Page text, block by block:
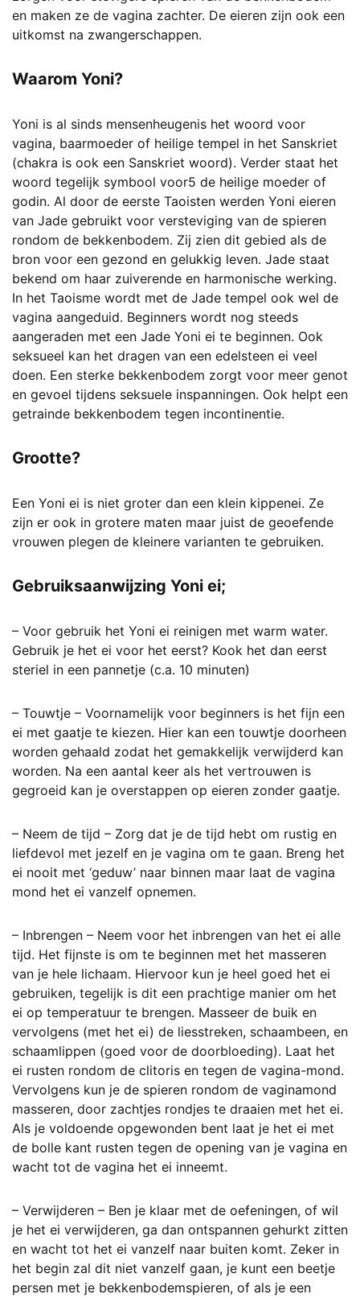
en maken ze de vagina zachter. De eieren zijn ook een
uitkomst na zwangerschappen.
Waarom Yoni?
Yoni is al sinds mensenheugenis het woord voor
vagina, baarmoeder of heilige tempel in het Sanskriet
(chakra is ook een Sanskriet woord). Verder staat het
woord tegelijk symbool voor5 de heilige moeder of
godin. Al door de eerste Taoisten werden Yoni eieren
van Jade gebruikt voor versteviging van de spieren
rondom de bekkenbodem. Zij zien dit gebied als de
bron voor een gezond en gelukkig leven. Jade staat
bekend om haar zuiverende en harmonische werking.
In het Taoisme wordt met de Jade tempel ook wel de
vagina aangeduid. Beginners wordt nog steeds
aangeraden met een Jade Yoni ei te beginnen. Ook
seksueel kan het dragen van een edelsteen ei veel
doen. Een sterke bekkenbodem zorgt voor meer genot
en gevoel tijdens seksuele inspanningen. Ook helpt een
getrainde bekkenbodem tegen incontinentie.
Grootte?
Een Yoni ei is niet groter dan een klein kippenei. Ze
zijn er ook in grotere maten maar juist de geoefende
vrouwen plegen de kleinere varianten te gebruiken.
Gebruiksaanwijzing Yoni ei;
– Voor gebruik het Yoni ei reinigen met warm water.
Gebruik je het ei voor het eerst? Kook het dan eerst
steriel in een pannetje (c.a. 10 minuten)
– Touwtje – Voornamelijk voor beginners is het fijn een
ei met gaatje te kiezen. Hier kan een touwtje doorheen
worden gehaald zodat het gemakkelijk verwijderd kan
worden. Na een aantal keer als het vertrouwen is
gegroeid kan je overstappen op eieren zonder gaatje.
– Neem de tijd – Zorg dat je de tijd hebt om rustig en
liefdevol met jezelf en je vagina om te gaan. Breng het
ei nooit met ‘geduw’ naar binnen maar laat de vagina
mond het ei vanzelf opnemen.
– Inbrengen – Neem voor het inbrengen van het ei alle
tijd. Het fijnste is om te beginnen met het masseren
van je hele lichaam. Hiervoor kun je heel goed het ei
gebruiken, tegelijk is dit een prachtige manier om het
ei op temperatuur te brengen. Masseer de buik en
vervolgens (met het ei) de liesstreken, schaambeen, en
schaamlippen (goed voor de doorbloeding). Laat het
ei rusten rondom de clitoris en tegen de vagina-mond.
Vervolgens kun je de spieren rondom de vaginamond
masseren, door zachtjes rondjes te draaien met het ei.
Als je voldoende opgewonden bent laat je het ei met
de bolle kant rusten tegen de opening van je vagina en
wacht tot de vagina het ei inneemt.
– Verwijderen – Ben je klaar met de oefeningen, of wil
je het ei verwijderen, ga dan ontspannen gehurkt zitten
en wacht tot het ei vanzelf naar buiten komt. Zeker in
het begin zal dit niet vanzelf gaan, je kunt een beetje
persen met je bekkenbodemspieren, of als je een